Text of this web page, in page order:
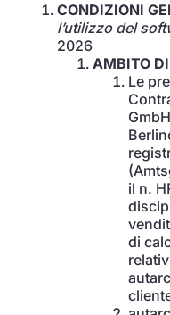
CONDIZIONI
l’utilizzo del
2026
AMBITO
Le
il n.
di